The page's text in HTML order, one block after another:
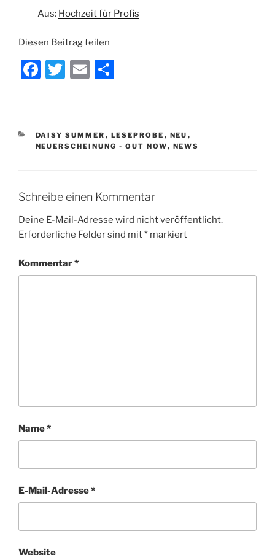
Aus: Hochzeit für Profis
Diesen Beitrag teilen
F
e
b
o
k
T
er
E
l
n
KATEGORIEN
DAISY SUMMER , LESEPROBE , NEU ,
NEUERSCHEINUNG - OUT NOW, NEWS
Schreibe einen Kommentar
Deine E-Mail-Adresse wird nicht veröffentlicht.
Erforderliche Felder sind mit* markiert
Kommentar*
Name*
E-Mail-Adresse*
Website